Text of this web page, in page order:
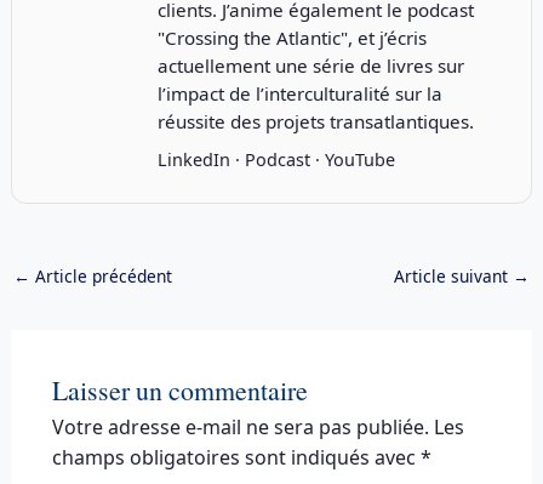
clients. J’anime également le podcast
"Crossing the Atlantic", et j’écris
actuellement une série de livres sur
l’impact de l’interculturalité sur la
réussite des projets transatlantiques.
LinkedIn · Podcast· YouTube
← Article précédent Article suivant →
Laisser un commentaire
Votre adresse e-mail ne sera pas publiée. Les
champs obligatoires sont indiqués avec *